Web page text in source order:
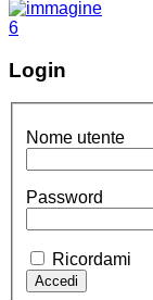
Login
Nome utente
Password
Ricordami